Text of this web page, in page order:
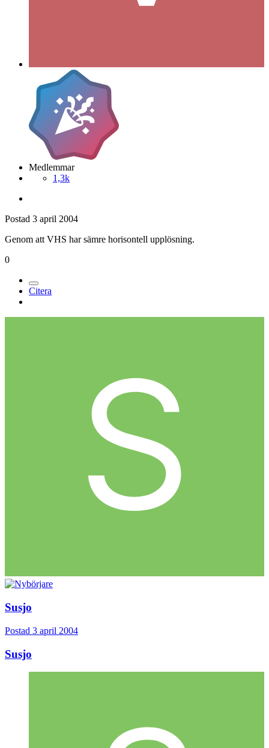
Medlemmar
1,3k
Postad 3 april 2004
Genom att VHS har sämre horisontell upplösning.
0
Citera
Susjo
Postad 3 april 2004
Susjo